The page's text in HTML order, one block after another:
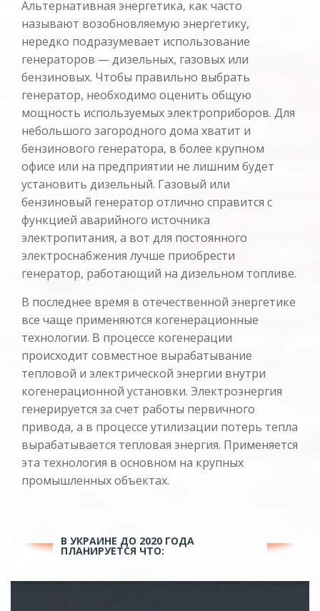
Альтернативная энергетика, как часто
называют возобновляемую энергетику,
нередко подразумевает использование
генераторов — дизельных, газовых или
бензиновых. Чтобы правильно выбрать
генератор, необходимо оценить общую
мощность используемых электроприборов. Для
небольшого загородного дома хватит и
бензинового генератора, в более крупном
офисе или на предприятии не лишним будет
установить дизельный. Газовый или
бензиновый генератор отлично справится с
функцией аварийного источника
электропитания, а вот для постоянного
электроснабжения лучше приобрести
генератор, работающий на дизельном топливе.
В последнее время в отечественной энергетике
все чаще применяются когенерационные
технологии. В процессе когенерации
происходит совместное вырабатывание
тепловой и электрической энергии внутри
когенерационной установки. Электроэнергия
генерируется за счет работы первичного
привода, а в процессе утилизации потерь тепла
вырабатывается тепловая энергия. Применяется
эта технология в основном на крупных
промышленных объектах.
В УКРАИНЕ ДО 2020 ГОДА
ПЛАНИРУЕТСЯ ЧТО: